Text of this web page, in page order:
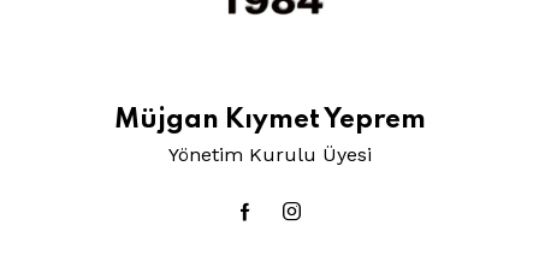
Müjgan Kıymet Yeprem
Yönetim Kurulu Üyesi